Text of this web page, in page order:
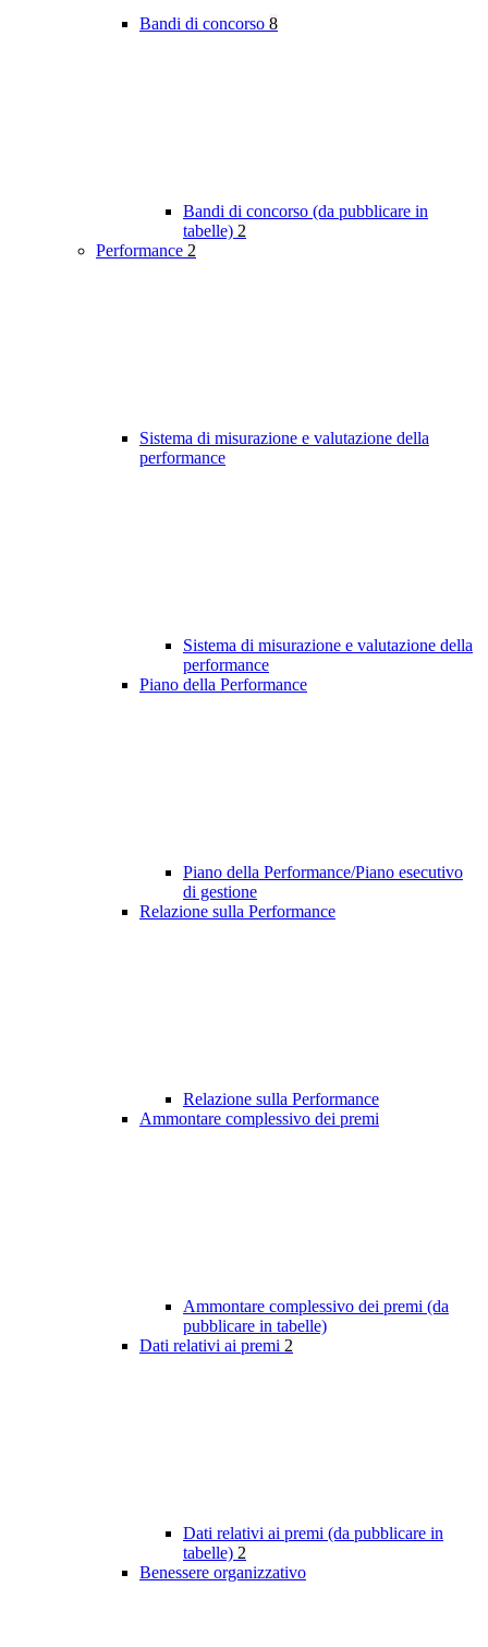
Bandi di concorso 8
Bandi di concorso (da pubblicare in
tabelle) 2
Performance 2
Sistema di misurazione e valutazione della
performance
Sistema di misurazione e valutazione della
performance
Piano della Performance
Piano della Performance/Piano esecutivo
di gestione
Relazione sulla Performance
Relazione sulla Performance
Ammontare complessivo dei premi
Ammontare complessivo dei premi (da
pubblicare in tabelle)
Dati relativi ai premi 2
Dati relativi ai premi (da pubblicare in
tabelle) 2
Benessere organizzativo